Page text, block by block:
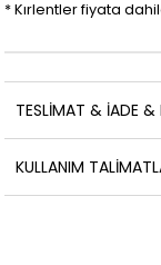
* Kırlentler fiyata
TESLİMAT & İADE &
KULLANIM